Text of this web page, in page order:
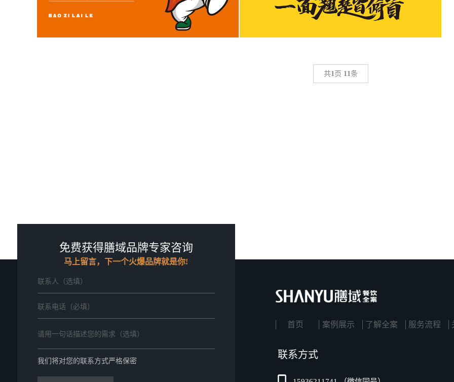
共1 页 11条
免费获得膳域品牌专家咨询
马上留言，下一个火爆品牌就是你!
我们将对您的联系方式严格保密
首页 案例展示 了解全案 服务流程
联系方式